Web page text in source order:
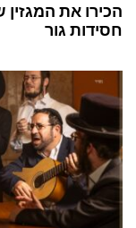
הכירו את
חסידות גור